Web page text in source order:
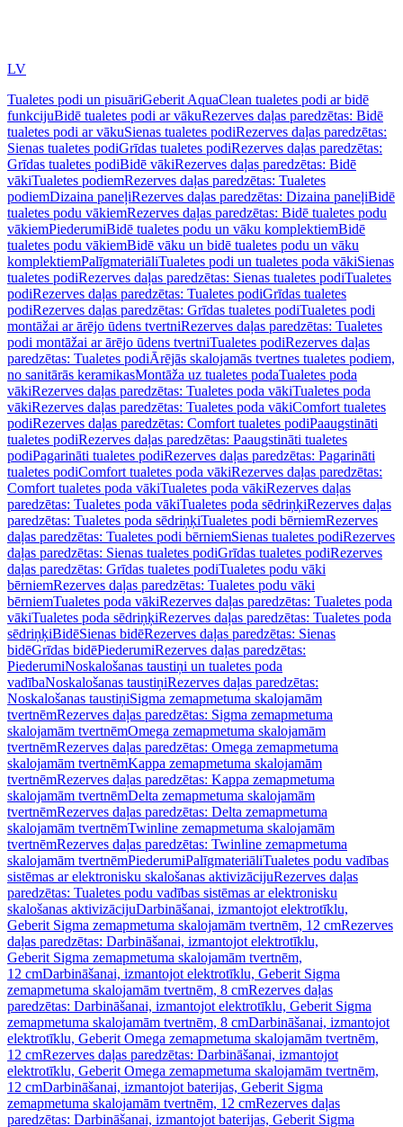
LV
Tualetes podi un pisuāriGeberit AquaClean tualetes podi ar bidē
funkcijuBidē tualetes podi ar vākuRezerves daļas paredzētas: Bidē
tualetes podi ar vākuSienas tualetes podiRezerves daļas paredzētas:
Sienas tualetes podiGrīdas tualetes podiRezerves daļas paredzētas:
Grīdas tualetes podiBidē vākiRezerves daļas paredzētas: Bidē
vākiTualetes podiemRezerves daļas paredzētas: Tualetes
podiemDizaina paneļiRezerves daļas paredzētas: Dizaina paneļiBidē
tualetes podu vākiemRezerves daļas paredzētas: Bidē tualetes podu
vākiemPiederumiBidē tualetes podu un vāku komplektiemBidē
tualetes podu vākiemBidē vāku un bidē tualetes podu un vāku
komplektiemPalīgmateriāliTualetes podi un tualetes poda vākiSienas
tualetes podiRezerves daļas paredzētas: Sienas tualetes podiTualetes
podiRezerves daļas paredzētas: Tualetes podiGrīdas tualetes
podiRezerves daļas paredzētas: Grīdas tualetes podiTualetes podi
montāžai ar ārējo ūdens tvertniRezerves daļas paredzētas: Tualetes
podi montāžai ar ārējo ūdens tvertniTualetes podiRezerves daļas
paredzētas: Tualetes podiĀrējās skalojamās tvertnes tualetes podiem,
no sanitārās keramikasMontāža uz tualetes podaTualetes poda
vākiRezerves daļas paredzētas: Tualetes poda vākiTualetes poda
vākiRezerves daļas paredzētas: Tualetes poda vākiComfort tualetes
podiRezerves daļas paredzētas: Comfort tualetes podiPaaugstināti
tualetes podiRezerves daļas paredzētas: Paaugstināti tualetes
podiPagarināti tualetes podiRezerves daļas paredzētas: Pagarināti
tualetes podiComfort tualetes poda vākiRezerves daļas paredzētas:
Comfort tualetes poda vākiTualetes poda vākiRezerves daļas
paredzētas: Tualetes poda vākiTualetes poda sēdriņķiRezerves daļas
paredzētas: Tualetes poda sēdriņķiTualetes podi bērniemRezerves
daļas paredzētas: Tualetes podi bērniemSienas tualetes podiRezerves
daļas paredzētas: Sienas tualetes podiGrīdas tualetes podiRezerves
daļas paredzētas: Grīdas tualetes podiTualetes podu vāki
bērniemRezerves daļas paredzētas: Tualetes podu vāki
bērniemTualetes poda vākiRezerves daļas paredzētas: Tualetes poda
vākiTualetes poda sēdriņķiRezerves daļas paredzētas: Tualetes poda
sēdriņķiBidēSienas bidēRezerves daļas paredzētas: Sienas
bidēGrīdas bidēPiederumiRezerves daļas paredzētas:
PiederumiNoskalošanas taustiņi un tualetes poda
vadībaNoskalošanas taustiņiRezerves daļas paredzētas:
Noskalošanas taustiņiSigma zemapmetuma skalojamām
tvertnēmRezerves daļas paredzētas: Sigma zemapmetuma
skalojamām tvertnēmOmega zemapmetuma skalojamām
tvertnēmRezerves daļas paredzētas: Omega zemapmetuma
skalojamām tvertnēmKappa zemapmetuma skalojamām
tvertnēmRezerves daļas paredzētas: Kappa zemapmetuma
skalojamām tvertnēmDelta zemapmetuma skalojamām
tvertnēmRezerves daļas paredzētas: Delta zemapmetuma
skalojamām tvertnēmTwinline zemapmetuma skalojamām
tvertnēmRezerves daļas paredzētas: Twinline zemapmetuma
skalojamām tvertnēmPiederumiPalīgmateriāliTualetes podu vadības
sistēmas ar elektronisku skalošanas aktivizācijuRezerves daļas
paredzētas: Tualetes podu vadības sistēmas ar elektronisku
skalošanas aktivizācijuDarbināšanai, izmantojot elektrotīklu,
Geberit Sigma zemapmetuma skalojamām tvertnēm, 12 cmRezerves
daļas paredzētas: Darbināšanai, izmantojot elektrotīklu,
Geberit Sigma zemapmetuma skalojamām tvertnēm,
12 cmDarbināšanai, izmantojot elektrotīklu, Geberit Sigma
zemapmetuma skalojamām tvertnēm, 8 cmRezerves daļas
paredzētas: Darbināšanai, izmantojot elektrotīklu, Geberit Sigma
zemapmetuma skalojamām tvertnēm, 8 cmDarbināšanai, izmantojot
elektrotīklu, Geberit Omega zemapmetuma skalojamām tvertnēm,
12 cmRezerves daļas paredzētas: Darbināšanai, izmantojot
elektrotīklu, Geberit Omega zemapmetuma skalojamām tvertnēm,
12 cmDarbināšanai, izmantojot baterijas, Geberit Sigma
zemapmetuma skalojamām tvertnēm, 12 cmRezerves daļas
paredzētas: Darbināšanai, izmantojot baterijas, Geberit Sigma